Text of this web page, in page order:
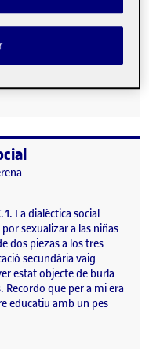
ello jamás ocurre sino
los mismos más que
los agentes diversos
pm
1. La dialèctica social
La dialèctica social
sexualizar a las niñas
dos piezas a los tres
secundària vaig
estat objecte de burla
Recordo que per a mi era
educatiu amb un pes